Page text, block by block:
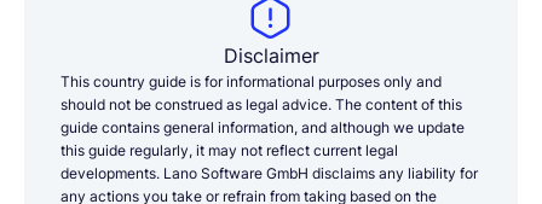
Disclaimer
This country guide is for informational purposes only and
should not be construed as legal advice. The content of this
guide contains general information, and although we update
this guide regularly, it may not reflect current legal
developments. Lano Software GmbH disclaims any liability for
any actions you take or refrain from taking based on the